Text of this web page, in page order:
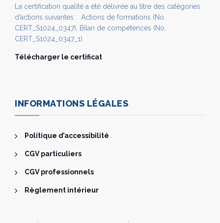
La certification qualité a été délivrée au titre des catégories
d’actions suivantes : Actions de formations (No.
CERT_S1024_0347), Bilan de compétences (No.
CERT_S1024_0347_1)
Télécharger le certificat
INFORMATIONS LÉGALES
Politique d’accessibilité
CGV particuliers
CGV professionnels
Règlement intérieur